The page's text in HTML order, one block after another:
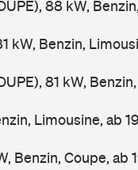
88 kW,
kW, Benzin,
81 kW,
Limousine, ab
Benzin, Coupe, ab